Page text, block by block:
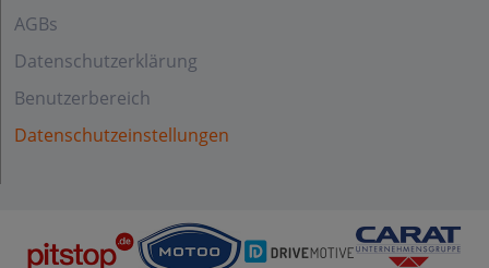
AGBs
Datenschutzerklärung
Benutzerbereich
Datenschutzeinstellungen